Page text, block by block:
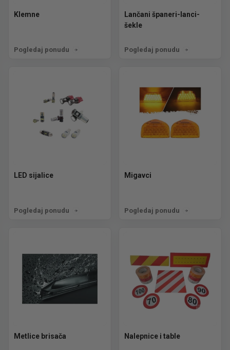
Klemne
Pogledaj ponudu
Lančani španeri-lanci-
šekle
Pogledaj ponudu
LED sijalice
Pogledaj ponudu
Migavci
Pogledaj ponudu
Metlice brisača Nalepnice i table